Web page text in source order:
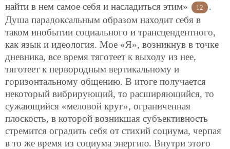
найти в нем самое себя и насладиться этим»
12
.
Душа парадоксальным образом находит себя в
таком инобытии социального и трансцендентного,
как язык и идеология. Мое «Я», возникнув в точке
дневника, все время тяготеет к выходу из нее,
тяготеет к первородным вертикальному и
горизонтальному общению. В итоге получается
некоторый вибрирующий, то расширяющийся, то
сужающийся «меловой круг», ограниченная
плоскость, в которой возникшая субъективность
стремится оградить себя от стихий социума, черпая
в то же время из социума энергию. Внутри этого